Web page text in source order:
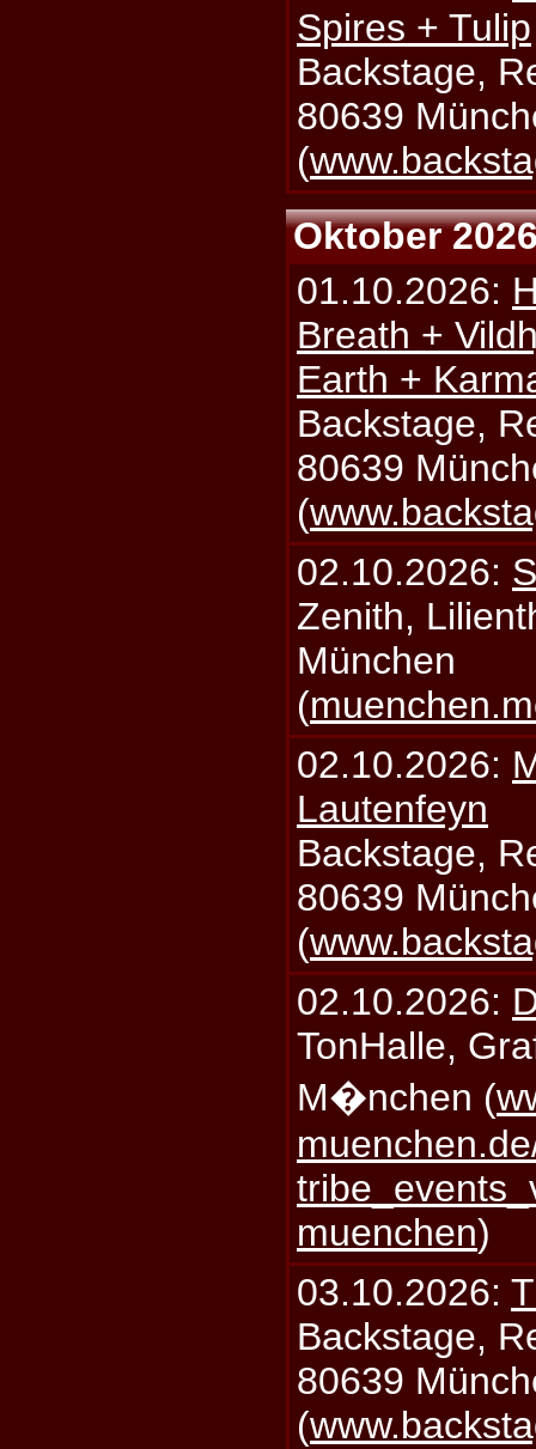
Spires + Tulip
Backstage,
80639
(
Oktober
01.10.2026:
Breath +
Earth +
Backstage,
80639
(
02.10.2026:
Zenith,
München
(
02.10.2026:
Lautenfeyn
Backstage,
80639
(
02.10.2026:
TonHalle,
M�nchen (
muenchen)
03.10.2026:
Backstage,
80639
(